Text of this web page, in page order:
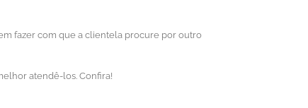
fazer com que a clientela procure por outro
atendê-los. Confira!